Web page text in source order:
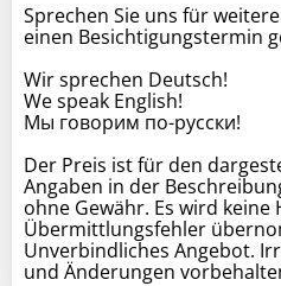
Sprechen Sie uns für
einen Besichtigungstermin
Wir sprechen Deutsch!
We speak English!
Мы говорим по-русски!
Der Preis ist für den
Angaben in der
ohne Gewähr. Es wird
Übermittlungsfehler
Unverbindliches Angebot.
und Änderungen